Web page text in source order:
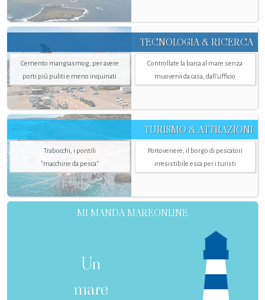
TECNOLOGIA & RICERCA
Cemento mangiasmog, per avere
porti più puliti e meno inquinati
Controllate la barca al mare senza
muovervi da casa, dall’ufficio
TURISMO & ATTRAZIONI
Trabocchi, i pontili
"macchine da pesca"
Portovenere, il borgo di pescatori
irresistibile esca per i turisti
MI MANDA MAREONLINE
Un
mare